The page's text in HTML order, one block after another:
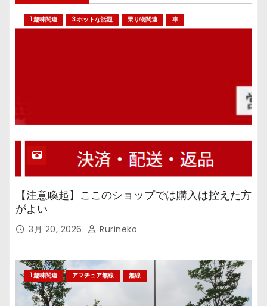
1.趣味関連 3.ホットな話題 乗り物関連 車
【注意喚起】ここのショップでは購入は控えた方
がよい
3月 20, 2026 Rurineko
1.趣味関連 アマチュア無線 無線